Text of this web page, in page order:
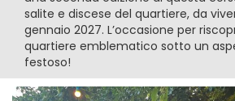
salite e discese del quartiere, da
gennaio 2027. L’occasione per
quartiere emblematico sotto un
festoso!